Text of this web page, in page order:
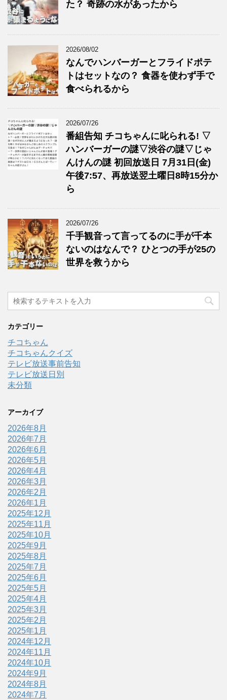
た？ 奇跡の水があったから
2026/08/02
なんでハンバーガーとフライドポテ
トはセットなの？ 食器を使わず手で
食べられるから
2026/07/26
番組告知 チコちゃんに叱られる! ▽
ハンバーガーの謎▽渋谷の謎▽じゃ
んけんの謎 初回放送日 7月31日(金)
午後7:57、再放送翌土曜日8時15分か
ら
2026/07/26
千手観音って言ってるのに手が千本
ないのはなんで？ ひとつの手が25の
世界を救うから
カテゴリー
チコちゃん
チコちゃんクイズ
テレビ放送事前告知
テレビ放送日別
未分類
アーカイブ
2026年8月
2026年7月
2026年6月
2026年5月
2026年4月
2026年3月
2026年2月
2026年1月
2025年12月
2025年11月
2025年10月
2025年9月
2025年8月
2025年7月
2025年6月
2025年5月
2025年4月
2025年3月
2025年2月
2025年1月
2024年12月
2024年11月
2024年10月
2024年9月
2024年8月
2024年7月